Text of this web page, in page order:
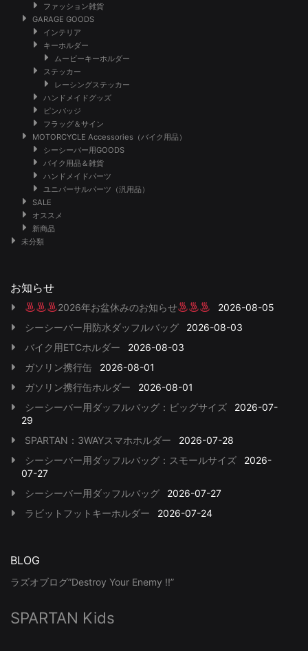
ファッション雑貨
GARAGE GOODS
インテリア
キーホルダー
ムービーキーホルダー
ステッカー
レーシングステッカー
ハンドメイドグッズ
ピンバッジ
フラッグ＆サイン
MOTORCYCLE Accessories（バイク用品）
シーシーバー用GOODS
バイク用品＆雑貨
ハンドメイドパーツ
ユニバーサルパーツ（汎用品）
SALE
オススメ
新商品
未分類
お知らせ
2026年お盆休みのお知らせ
2026-08-05
シーシーバー用防水ダッフルバッグ
2026-08-03
バイク用ETCホルダー
2026-08-03
ガソリン携行缶
2026-08-01
ガソリン携行缶ホルダー
2026-08-01
シーシーバー用ダッフルバッグ：ビッグサイズ
2026-07-
29
SPARTAN：3WAYスマホホルダー
2026-07-28
シーシーバー用ダッフルバッグ：スモールサイズ
2026-
07-27
シーシーバー用ダッフルバッグ
2026-07-27
ラビットフットキーホルダー
2026-07-24
BLOG
ラズオブログ”Destroy Your Enemy !!”
SPARTAN Kids